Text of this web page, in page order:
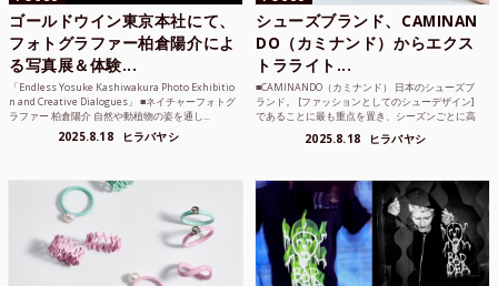
ゴールドウイン東京本社にて、
フォトグラファー柏倉陽介によ
る写真展＆体験...
「Endless Yosuke Kashiwakura Photo Exhibitio
n and Creative Dialogues」 ■ネイチャーフォトグ
ラファー 柏倉陽介 自然や動植物の姿を通し...
2025.8.18 ヒラバヤシ
シューズブランド、CAMINAN
DO（カミナンド）からエクス
トラライト...
■CAMINANDO（カミナンド） 日本のシューズブ
ランド。 [ファッションとしてのシューデザイン]
であることに最も重点を置き、シーズンごとに高
でも持つメキ...2025.8.18 ヒラバヤシ